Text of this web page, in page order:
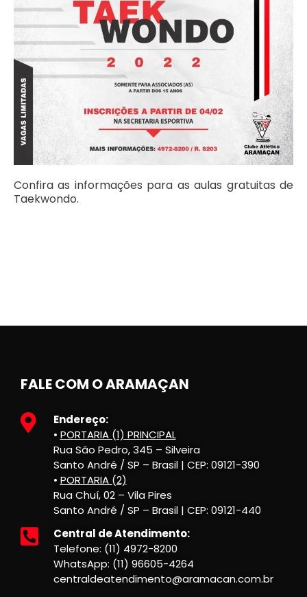
Confira as informações para as aulas gratuitas de
Taekwondo.
FALE COM O ARAMAÇAN
Endereço:
• PORTARIA (1) PRINCIPAL
Rua São Pedro, 345 – Silveira
Santo André / SP – Brasil | CEP: 09121-390
• PORTARIA (2)
Rua Chuí, 02 – Vila Pires
Santo André / SP – Brasil | CEP: 09121-440
Central de Atendimento:
Telefone: (11) 4972-8200
WhatsApp: (11) 96605-4264
centraldeatendimento@aramacan.com.br